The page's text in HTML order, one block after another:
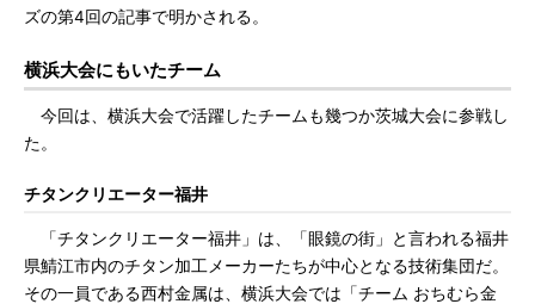
ズの第4回の記事で明かされる。
横浜大会にもいたチーム
今回は、横浜大会で活躍したチームも幾つか茨城大会に参戦し
た。
チタンクリエーター福井
「チタンクリエーター福井」は、「眼鏡の街」と言われる福井
県鯖江市内のチタン加工メーカーたちが中心となる技術集団だ。
その一員である西村金属は、横浜大会では「チーム おちむら金